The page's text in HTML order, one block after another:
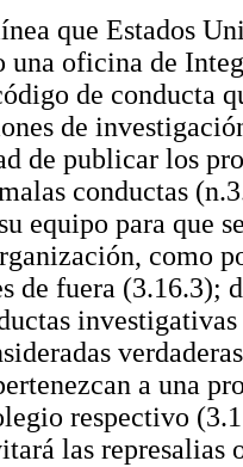
que Estados
una oficina de
de conducta
de
de publicar los
conductas
equipo para que
como
de fuera (3.16.3);
a una
respectivo
las represalias